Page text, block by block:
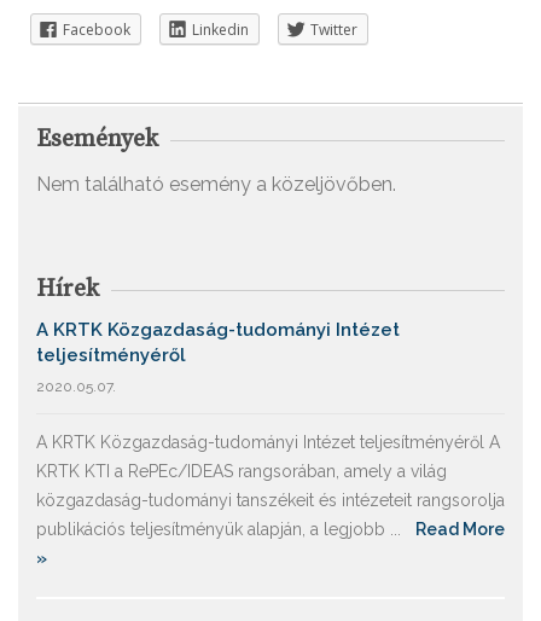
Facebook Linkedin Twitter
Események
Nem található esemény a közeljövőben.
Hírek
A KRTK Közgazdaság-tudományi Intézet
teljesítményéről
2020.05.07.
A KRTK Közgazdaság-tudományi Intézet teljesítményéről A
KRTK KTI a RePEc/IDEAS rangsorában, amely a világ
közgazdaság-tudományi tanszékeit és intézeteit rangsorolja
publikációs teljesítményük alapján, a legjobb ... Read More
»